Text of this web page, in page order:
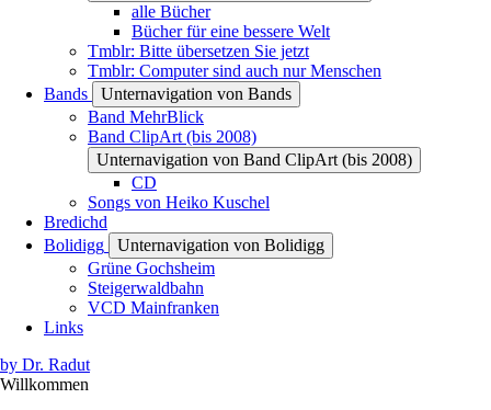
alle Bücher
Bücher für eine bessere Welt
Tmblr: Bitte übersetzen Sie jetzt
Tmblr: Computer sind auch nur Menschen
Bands
Unternavigation von Bands
Band MehrBlick
Band ClipArt (bis 2008)
Unternavigation von Band ClipArt (bis 2008)
CD
Songs von Heiko Kuschel
Bredichd
Bolidigg
Unternavigation von Bolidigg
Grüne Gochsheim
Steigerwaldbahn
VCD Mainfranken
Links
by Dr. Radut
Willkommen